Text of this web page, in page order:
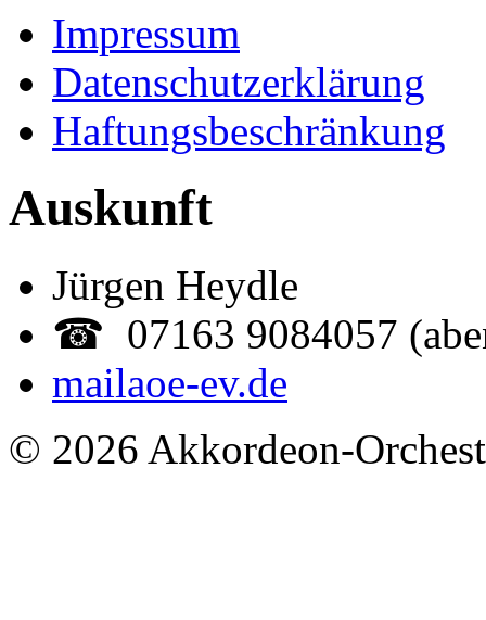
Impressum
Datenschutzerklärung
Haftungsbeschränkung
Auskunft
Jürgen Heydle
☎ 07163 9084057
mailaoe-ev.de
© 2026 Akkordeon-